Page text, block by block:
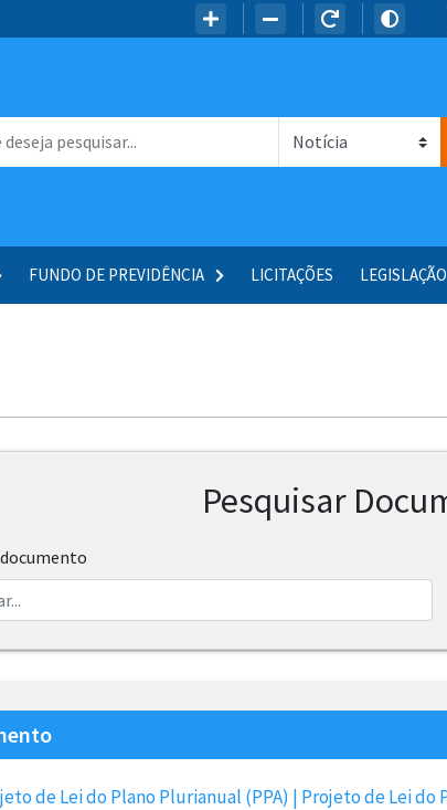
FUNDO DE PREVIDÊNCIA LICITAÇÕES LEGISLAÇÃO
Pesquisar
de Lei do Plano Plurianual (PPA) | Projeto de Lei do